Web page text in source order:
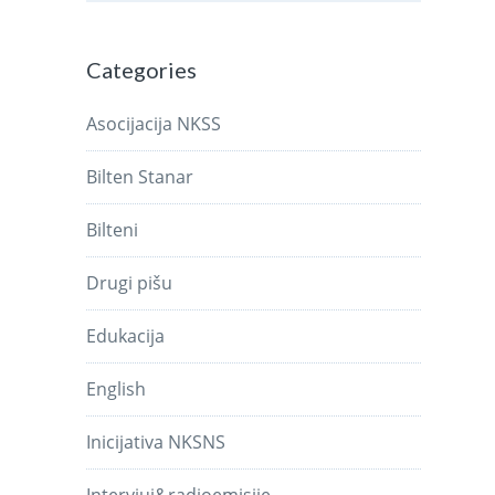
Categories
Asocijacija NKSS
Bilten Stanar
Bilteni
Drugi pišu
Edukacija
English
Inicijativa NKSNS